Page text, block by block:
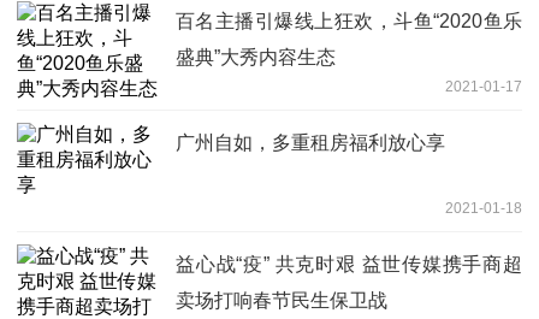
百名主播引爆线上狂欢，斗鱼“2020鱼乐
盛典”大秀内容生态
2021-01-17
广州自如，多重租房福利放心享
2021-01-18
益心战“疫” 共克时艰 益世传媒携手商超
卖场打响春节民生保卫战